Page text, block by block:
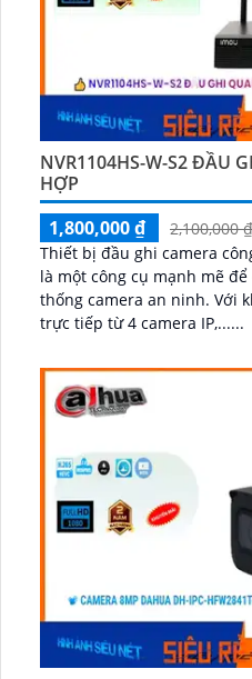
NVR1104HS-W-S2 ĐẦU
HỢP
1,800,000 ₫
2,100,000 ₫
Thiết bị đầu ghi camera
là một công cụ mạnh mẽ
thống camera an ninh. Với khả năng ghi hình và xem
trực tiếp từ 4 camera IP,......